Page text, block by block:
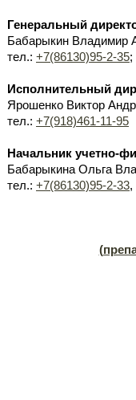
Генеральный
Бабарыкин Владимир
тел.: +7(86130)95-2-35;
Исполнительный
Ярошенко Виктор
тел.: +7(918)461-11-95
Начальник учетно-
Бабарыкина Ольга
тел.: +7(86130)95-2-33,